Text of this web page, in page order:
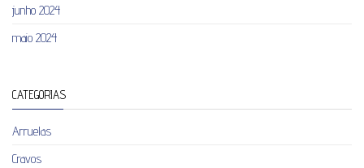
junho 2024
maio 2024
CATEGORIAS
Arruelas
Cravos